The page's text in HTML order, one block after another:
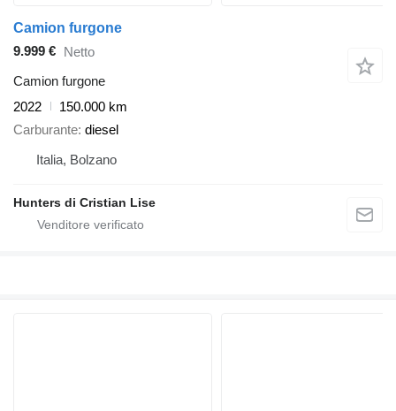
Camion furgone
9.999 € Netto
Camion furgone
2022
150.000 km
Carburante diesel
Italia, Bolzano
Hunters di Cristian Lise